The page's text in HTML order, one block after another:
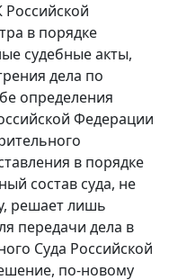
в порядке
судебные акты,
дела по
определения
Федерации
в порядке
состав суда, не
решает лишь
передачи дела в
Суда Российской
по-новому